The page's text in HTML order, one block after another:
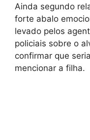
Ainda segundo
forte abalo
levado pelos
policiais sobre o
confirmar que
mencionar a filha.